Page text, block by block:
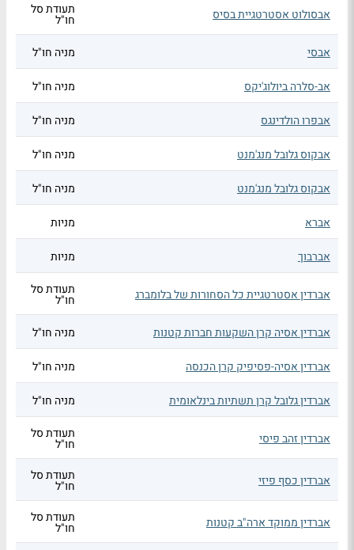
אבסולוט אסטרטגיית בסיס תעודת סל
חו"ל
אבסי
מניה חו"ל
אב-סלרה ביולוג'יקס מניה חו"ל
אבפרו הולדינגס מניה חו"ל
אבקוס גלובל מנג'מנט מניה חו"ל
אבקוס גלובל מנג'מנט מניה חו"ל
אברא מניות
אברבוך מניות
אברדין אסטרטגיית כל הסחורות של בלומברג תעודת סל
חו"ל
אברדין אסיה קרן השקעות חברות קטנות
מניה חו"ל
אברדין אסיה-פסיפיק קרן הכנסה מניה חו"ל
אברדין גלובל קרן תשתיות בינלאומית מניה חו"ל
אברדין זהב פיסי תעודת סל
חו"ל
אברדין כסף פיזי תעודת סל
חו"ל
אברדין ממוקד ארה"ב קטנות תעודת סל
חו"ל